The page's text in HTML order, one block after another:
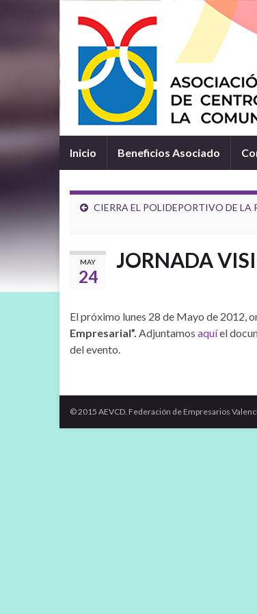
Inicio Beneficios Asociado
CIERRA EL POLIDEPORTIVO DE LA
MAY
24
JORNADA
El próximo lunes 28 de Mayo de 2012,
Empresarial”. Adjuntamos aquíel
del evento.
© 2015 AEVCD. Federación de Empresarios